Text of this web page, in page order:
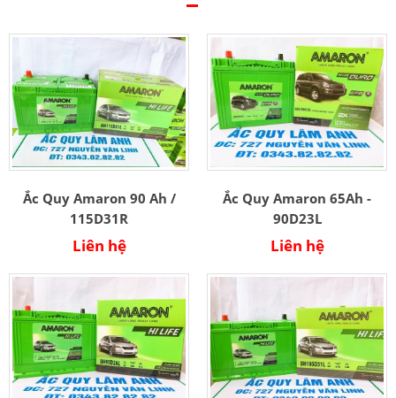
Ắc Quy Amaron 90 Ah /
115D31R
Liên hệ
Ắc Quy Amaron 65Ah -
90D23L
Liên hệ